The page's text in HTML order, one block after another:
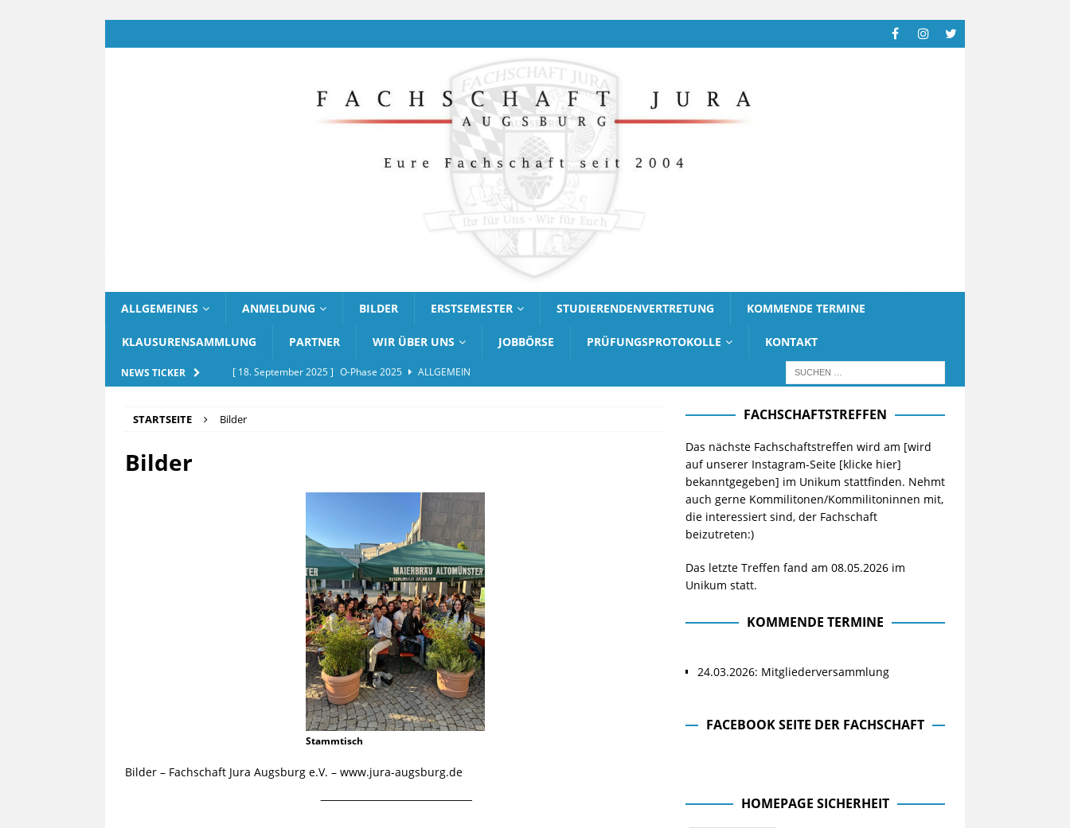
ALLGEMEINES ANMELDUNG BILDER ERSTSEMESTER STUDIERENDENVERTRETUNG KOMMENDE TERMINE
KLAUSURENSAMMLUNG PARTNER WIR ÜBER UNS JOBBÖRSE PRÜFUNGSPROTOKOLLE KONTAKT
NEWS TICKER [ 18. September 2025 ] O-Phase 2025
ALLGEMEIN
[ 20. September 2025 ]
STARTSEITE Bilder
Bilder
Stammtisch
Bilder – Fachschaft Jura Augsburg e.V. – www.jura-augsburg.de
¯¯¯¯¯¯¯¯¯¯¯¯¯¯¯¯¯¯¯¯¯¯¯¯¯¯¯¯¯¯¯¯¯¯¯¯¯¯
FACHSCHAFTSTREFFEN
Das nächste Fachschaftstreffen wird am [wird
auf unserer Instagram-Seite [klicke hier]
bekanntgegeben] im Unikum stattfinden. Nehmt
auch gerne Kommilitonen/Kommilitoninnen mit,
die interessiert sind, der Fachschaft
beizutreten:)
Das letzte Treffen fand am 08.05.2026 im
Unikum statt.
KOMMENDE TERMINE
24.03.2026: Mitgliederversammlung
FACEBOOK SEITE DER FACHSCHAFT
HOMEPAGE SICHERHEIT